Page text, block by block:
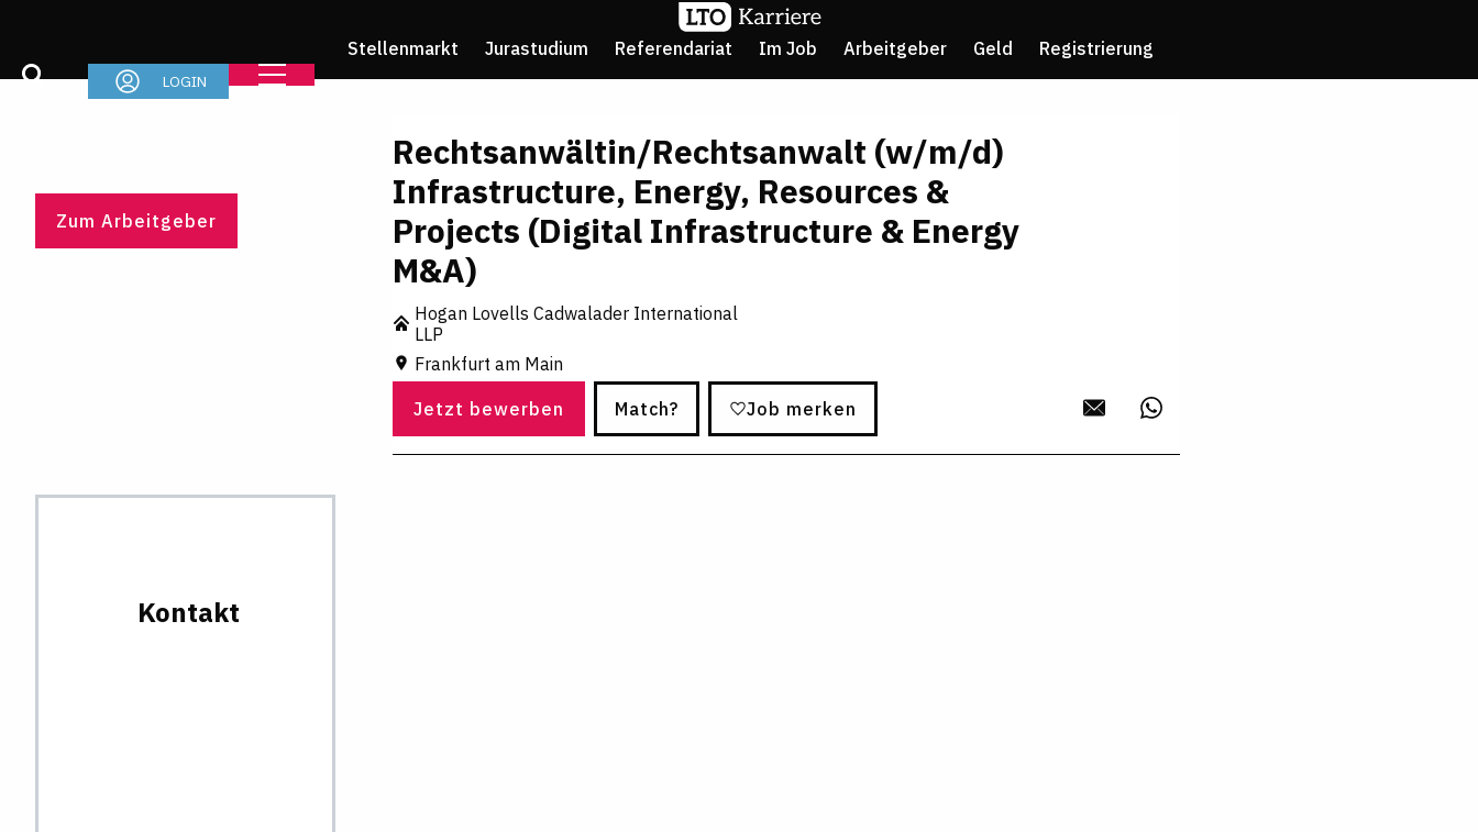
Stellenmarkt Jurastudium Referendariat Im Job Arbeitgeber Geld Registrierung
LOGIN
Zum Arbeitgeber
Kontakt
Rechtsanwältin/Rechtsanwalt (w/m/d)
Infrastructure, Energy, Resources &
Projects (Digital Infrastructure & Energy
M&A)
Hogan Lovells Cadwalader International
LLP
Frankfurt am Main
Jetzt bewerben Match? Job merken